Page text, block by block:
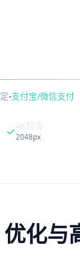
·支付宝/微信支付
4K超清
2048px
化与